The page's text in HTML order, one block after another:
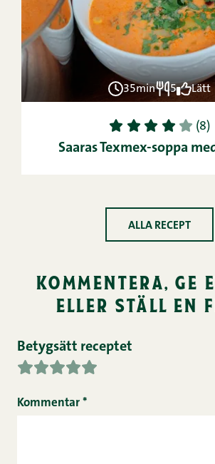
35min 5 Lätt
1 2 3 4 5 (8)
Saaras Texmex-soppa
ALLA RECEPT
kommentera, ge
eller ställ en
Betygsätt receptet
Kommentar *